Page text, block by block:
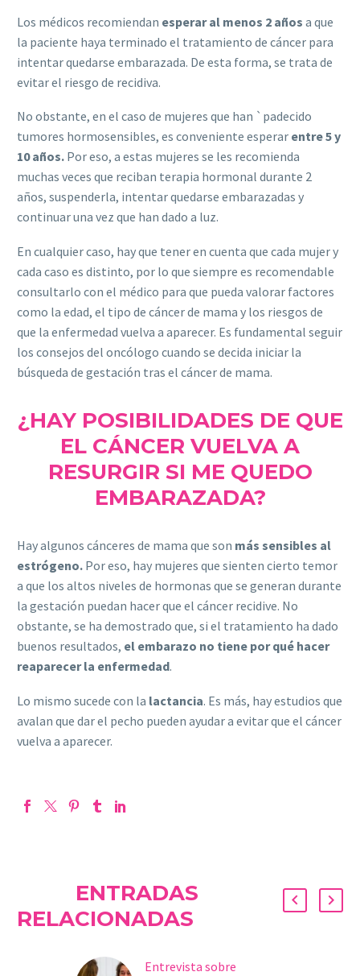
Los médicos recomiendan esperar al menos 2 años a que
la paciente haya terminado el tratamiento de cáncer para
intentar quedarse embarazada. De esta forma, se trata de
evitar el riesgo de recidiva.
No obstante, en el caso de mujeres que han `padecido
tumores hormosensibles, es conveniente esperar entre 5 y
10 años. Por eso, a estas mujeres se les recomienda
muchas veces que reciban terapia hormonal durante 2
años, suspenderla, intentar quedarse embarazadas y
continuar una vez que han dado a luz.
En cualquier caso, hay que tener en cuenta que cada mujer y
cada caso es distinto, por lo que siempre es recomendable
consultarlo con el médico para que pueda valorar factores
como la edad, el tipo de cáncer de mama y los riesgos de
que la enfermedad vuelva a aparecer. Es fundamental seguir
los consejos del oncólogo cuando se decida iniciar la
búsqueda de gestación tras el cáncer de mama.
¿HAY POSIBILIDADES DE QUE
EL CÁNCER VUELVA A
RESURGIR SI ME QUEDO
EMBARAZADA?
Hay algunos cánceres de mama que son más sensibles al
estrógeno. Por eso, hay mujeres que sienten cierto temor
a que los altos niveles de hormonas que se generan durante
la gestación puedan hacer que el cáncer recidive. No
obstante, se ha demostrado que, si el tratamiento ha dado
buenos resultados, el embarazo no tiene por qué hacer
reaparecer la enfermedad.
Lo mismo sucede con la lactancia. Es más, hay estudios que
avalan que dar el pecho pueden ayudar a evitar que el cáncer
vuelva a aparecer.
ENTRADAS
RELACIONADAS
Entrevista sobre